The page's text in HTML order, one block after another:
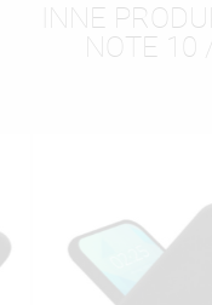
INNE
NOTE